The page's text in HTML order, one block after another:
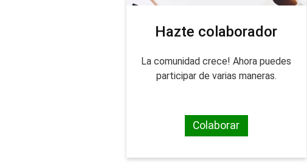
Hazte colaborador
La comunidad crece! Ahora puedes
participar de varias maneras.
Colaborar